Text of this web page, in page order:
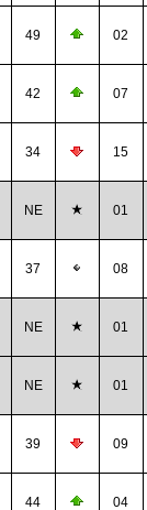
49 02
42 07
34 15
NE 01
37 08
NE 01
NE 01
39 09
44 04